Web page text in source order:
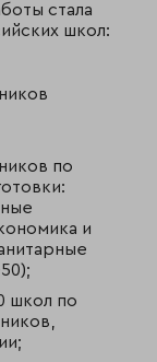
стала
школ:
по
и
школ по